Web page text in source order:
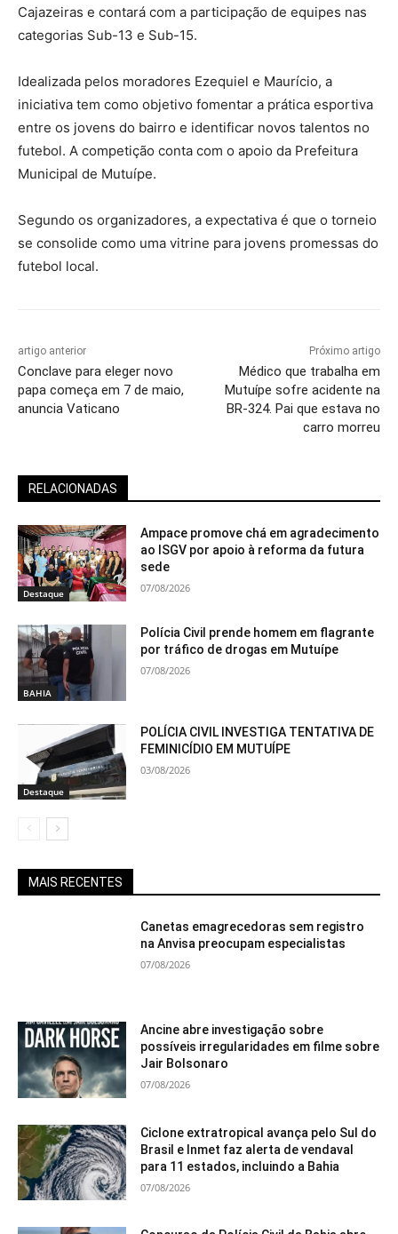
Cajazeiras e contará com a participação de equipes nas
categorias Sub-13 e Sub-15.
Idealizada pelos moradores Ezequiel e Maurício, a
iniciativa tem como objetivo fomentar a prática esportiva
entre os jovens do bairro e identificar novos talentos no
futebol. A competição conta com o apoio da Prefeitura
Municipal de Mutuípe.
Segundo os organizadores, a expectativa é que o torneio
se consolide como uma vitrine para jovens promessas do
futebol local.
artigo anterior
Conclave para eleger novo
papa começa em 7 de maio,
anuncia Vaticano
Próximo artigo
Médico que trabalha em
Mutuípe sofre acidente na
BR-324. Pai que estava no
carro morreu
RELACIONADAS
Destaque
Ampace promove chá em agradecimento
ao ISGV por apoio à reforma da futura
sede
07/08/2026
BAHIA
Polícia Civil prende homem em flagrante
por tráfico de drogas em Mutuípe
07/08/2026
Destaque
POLÍCIA CIVIL INVESTIGA TENTATIVA DE
FEMINICÍDIO EM MUTUÍPE
03/08/2026
MAIS RECENTES
Canetas emagrecedoras sem registro
na Anvisa preocupam especialistas
07/08/2026
Ancine abre investigação sobre
possíveis irregularidades em filme sobre
Jair Bolsonaro
07/08/2026
Ciclone extratropical avança pelo Sul do
Brasil e Inmet faz alerta de vendaval
para 11 estados, incluindo a Bahia
07/08/2026